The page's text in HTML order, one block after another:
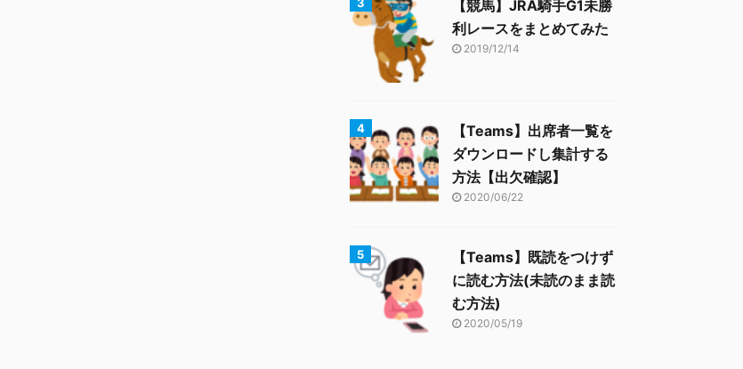
【競馬】JRA騎手G1未勝
利レースをまとめてみた
2019/12/14
【Teams】出席者一覧を
ダウンロードし集計する
方法【出欠確認】
2020/06/22
【Teams】既読をつけず
に読む方法(未読のまま読
む方法)
2020/05/19